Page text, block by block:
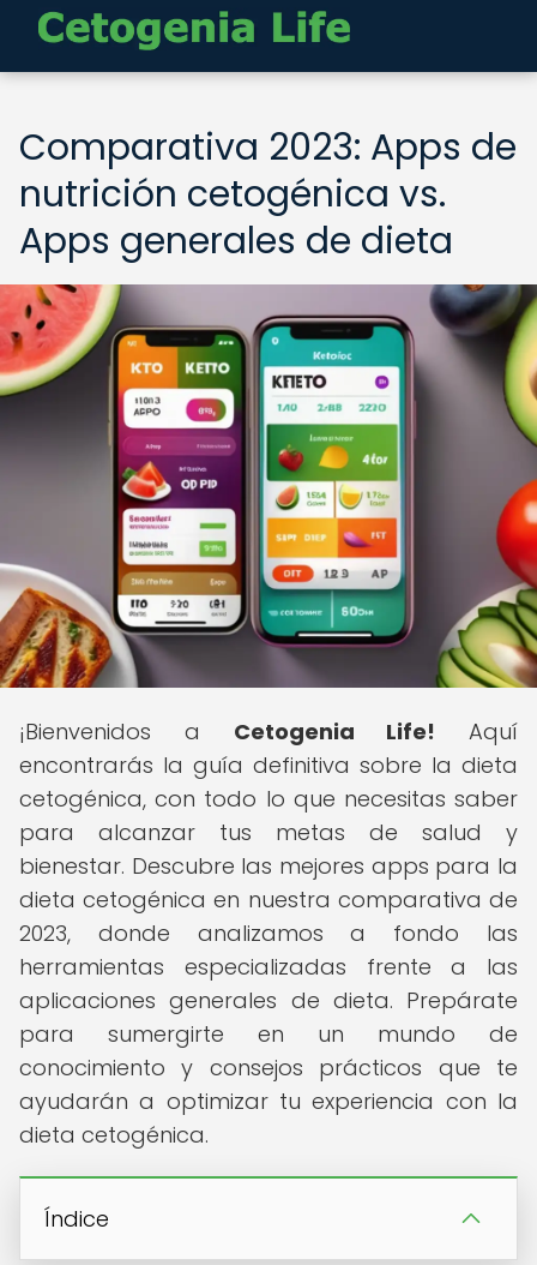
Comparativa 2023: Apps de
nutrición cetogénica vs.
Apps generales de dieta
¡Bienvenidos a Cetogenia Life! Aquí
encontrarás la guía definitiva sobre la dieta
cetogénica, con todo lo que necesitas saber
para alcanzar tus metas de salud y
bienestar. Descubre las mejores apps para la
dieta cetogénica en nuestra comparativa de
2023, donde analizamos a fondo las
herramientas especializadas frente a las
aplicaciones generales de dieta. Prepárate
para sumergirte en un mundo de
conocimiento y consejos prácticos que te
ayudarán a optimizar tu experiencia con la
dieta cetogénica.
Índice